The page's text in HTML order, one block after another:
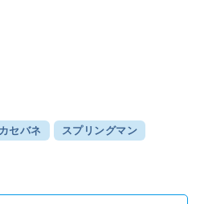
カセバネ スプリングマン